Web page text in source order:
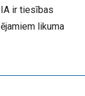
ir tiesības
likuma